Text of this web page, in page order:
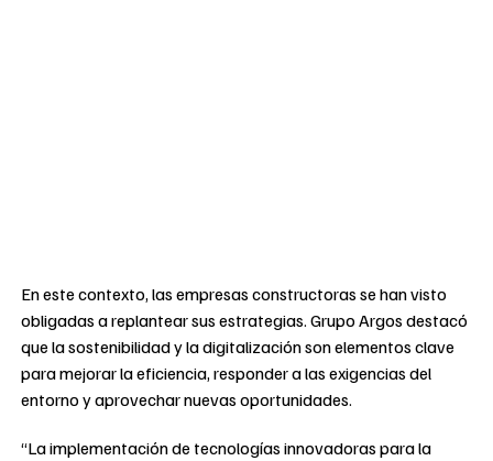
En este contexto, las empresas constructoras se han visto
obligadas a replantear sus estrategias. Grupo Argos destacó
que la sostenibilidad y la digitalización son elementos clave
para mejorar la eficiencia, responder a las exigencias del
entorno y aprovechar nuevas oportunidades.
“La implementación de tecnologías innovadoras para la